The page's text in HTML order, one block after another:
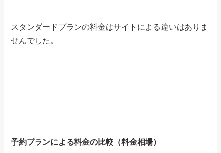
スタンダードプランの料金はサイトによる違いはありま
せんでした。
予約プランによる料金の比較（料金相場）